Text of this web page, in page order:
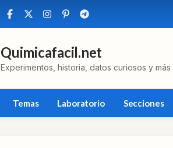
Quimicafacil.net
Experimentos, historia, datos curiosos y más
Temas Laboratorio Secciones